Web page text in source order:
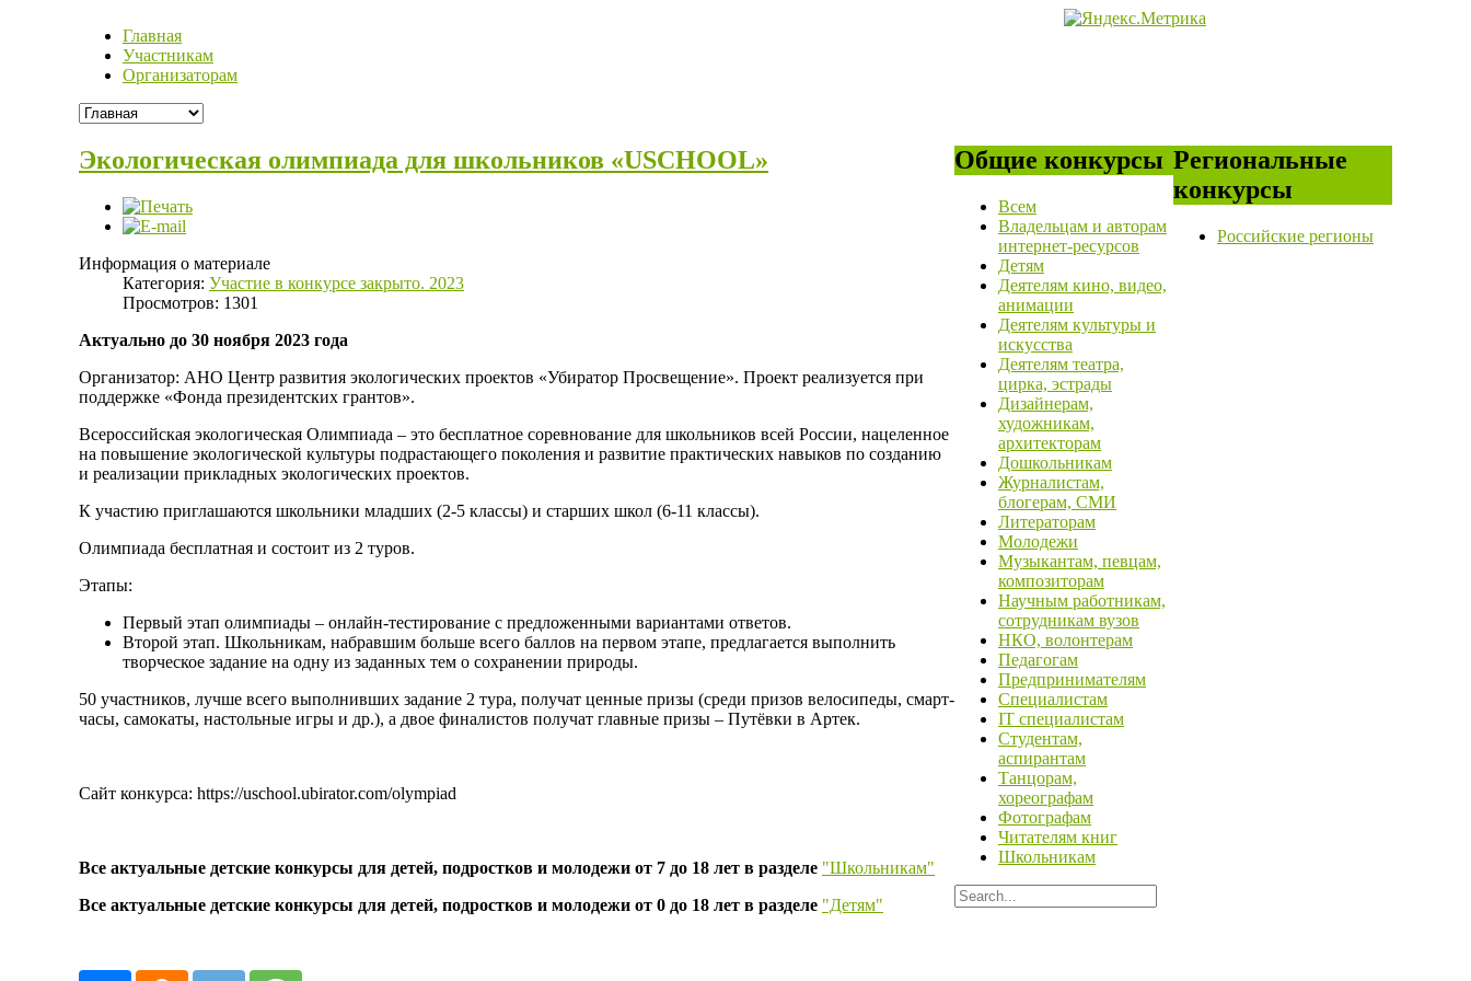
Главная
Участникам
Организаторам
Экологическая олимпиада для школьников «USCHOOL»
Информация о материале
Категория: Участие в конкурсе закрыто. 2023
Просмотров: 1301
Актуально до 30 ноября 2023 года
Организатор: АНО Центр развития экологических проектов «Убиратор Просвещение». Проект реализуется при
поддержке «Фонда президентских грантов».
Всероссийская экологическая Олимпиада – это бесплатное соревнование для школьников всей России, нацеленное
на повышение экологической культуры подрастающего поколения и развитие практических навыков по созданию
и реализации прикладных экологических проектов.
К участию приглашаются школьники младших (2-5 классы) и старших школ (6-11 классы).
Олимпиада бесплатная и состоит из 2 туров.
Этапы:
Первый этап олимпиады – онлайн-тестирование с предложенными вариантами ответов.
Второй этап. Школьникам, набравшим больше всего баллов на первом этапе, предлагается выполнить
творческое задание на одну из заданных тем о сохранении природы.
50 участников, лучше всего выполнивших задание 2 тура, получат ценные призы (среди призов велосипеды, смарт-
часы, самокаты, настольные игры и др.), а двое финалистов получат главные призы – Путёвки в Артек.
Сайт конкурса: https://uschool.ubirator.com/olympiad
Все актуальные детские конкурсы для детей, подростков и молодежи от 7 до 18 лет в разделе "Школьникам"
Все актуальные детские конкурсы для детей, подростков и молодежи от 0 до 18 лет в разделе "Детям"
Общие конкурсы
Всем
Владельцам и авторам
интернет-ресурсов
Детям
Деятелям кино, видео,
анимации
Деятелям культуры и
искусства
Деятелям театра,
цирка, эстрады
Дизайнерам,
художникам,
архитекторам
Дошкольникам
Журналистам,
блогерам, СМИ
Литераторам
Молодежи
Музыкантам, певцам,
композиторам
Научным работникам,
сотрудникам вузов
НКО, волонтерам
Педагогам
Предпринимателям
Специалистам
IT специалистам
Студентам,
аспирантам
Танцорам,
хореографам
Фотографам
Читателям книг
Школьникам
Региональные
конкурсы
Российские регионы